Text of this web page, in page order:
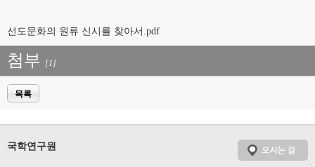
선도문화의 원류 신시를 찾아서.pdf
첨부 [1]
목록
국학연구원